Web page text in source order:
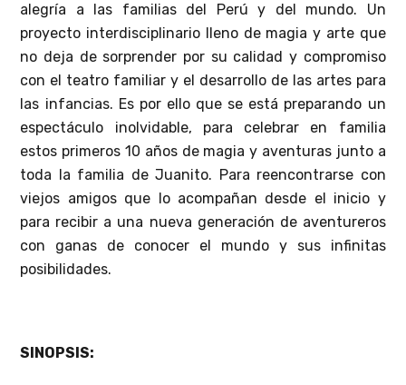
alegría a las familias del Perú y del mundo. Un
proyecto interdisciplinario lleno de magia y arte que
no deja de sorprender por su calidad y compromiso
con el teatro familiar y el desarrollo de las artes para
las infancias. Es por ello que se está preparando un
espectáculo inolvidable, para celebrar en familia
estos primeros 10 años de magia y aventuras junto a
toda la familia de Juanito. Para reencontrarse con
viejos amigos que lo acompañan desde el inicio y
para recibir a una nueva generación de aventureros
con ganas de conocer el mundo y sus infinitas
posibilidades.
SINOPSIS: